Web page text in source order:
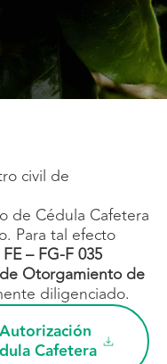
civil de
de Cédula Cafetera
Para tal efecto
FE – FG-F 035
Otorgamiento de
diligenciado.
Cafetera